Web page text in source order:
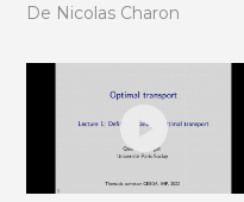
De Nicolas Charon